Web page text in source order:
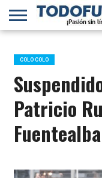
PRIMERA
B
SELECCIÓN
CHILENA
CHILENOS
EN EL
MUNDO
FÚTBOL
INTERNACIONAL
COLO COLO
Patricio
Fuentealba